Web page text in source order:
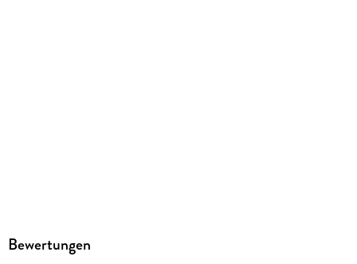
9783837708868
Bewertungen